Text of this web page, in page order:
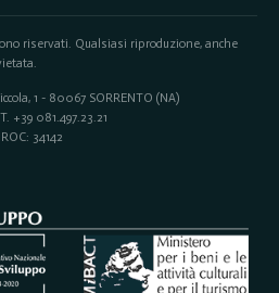
riservati. Qualsiasi riproduzione, anche
1 - 80067 SORRENTO (NA)
+39 081.497.23.21
34142